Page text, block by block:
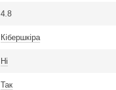
4.8
Кібершкіра
Ні
Так